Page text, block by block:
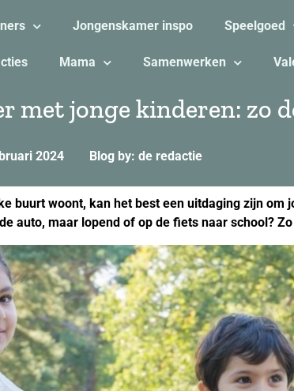
Jongenskamer inspo Speelgoed
Mama Samenwerken
met jonge kinderen: zo
2024 Blog by: de redactie
buurt woont, kan het best een uitdaging zijn
auto, maar lopend of op de fiets naar school?